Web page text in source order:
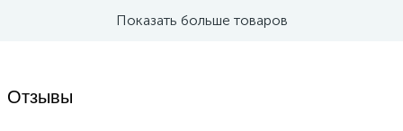
Показать больше товаров
Отзывы